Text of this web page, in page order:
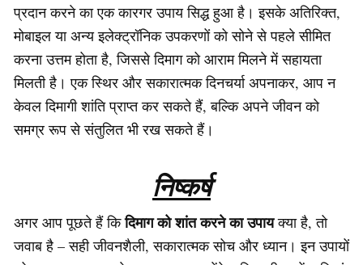
प्रदान करने का एक कारगर उपाय सिद्ध हुआ है। इसके अतिरिक्त,
मोबाइल या अन्य इलेक्ट्रॉनिक उपकरणों को सोने से पहले सीमित
करना उत्तम होता है, जिससे दिमाग को आराम मिलने में सहायता
मिलती है। एक स्थिर और सकारात्मक दिनचर्या अपनाकर, आप न
केवल दिमागी शांति प्राप्त कर सकते हैं, बल्कि अपने जीवन को
समग्र रूप से संतुलित भी रख सकते हैं।
निष्कर्ष
अगर आप पूछते हैं किदिमाग को शांत करने का उपायक्या है, तो
जवाब है – सही जीवनशैली, सकारात्मक सोच और ध्यान। इन उपायों